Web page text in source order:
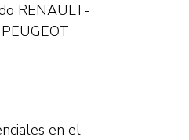
RENAULT-
en el